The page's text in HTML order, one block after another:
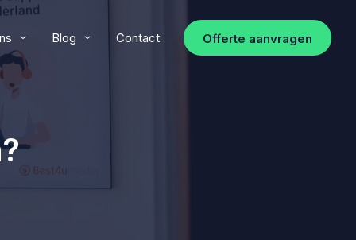
Blog Contact Offerte aanvragen